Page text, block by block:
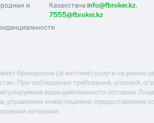
и
Казахстанаinfo@fbroker.kz,
7555@fbroker.kz
брокерские (агентские) услуги на рынке
При соблюдении требований, условий,
виды деятельности согласно
управление инвестициями, предоставление
активами.